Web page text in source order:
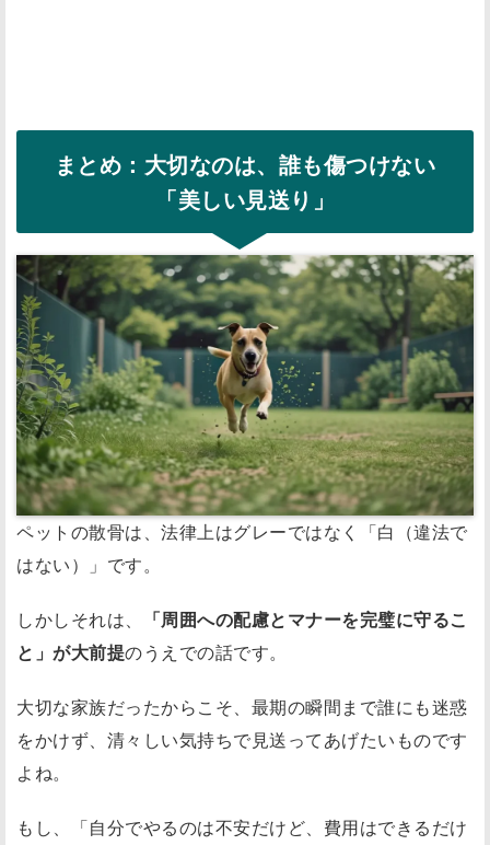
まとめ：大切なのは、誰も傷つけない
「美しい見送り」
ペットの散骨は、法律上はグレーではなく「白（違法で
はない）」です。
しかしそれは、
「周囲への配慮とマナーを完璧に守るこ
と」が大前提のうえでの話です。
大切な家族だったからこそ、最期の瞬間まで誰にも迷惑
をかけず、清々しい気持ちで見送ってあげたいものです
よね。
もし、「自分でやるのは不安だけど、費用はできるだけ